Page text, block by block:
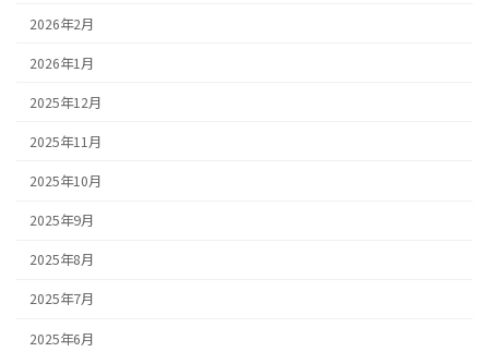
2026年2月
2026年1月
2025年12月
2025年11月
2025年10月
2025年9月
2025年8月
2025年7月
2025年6月